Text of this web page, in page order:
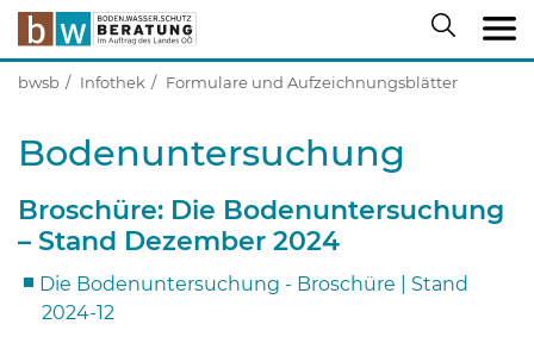
bwsb Infothek Formulare und Aufzeichnungsblätter
Bodenuntersuchung
Broschüre: Die Bodenuntersuchung
– Stand Dezember 2024
Die Bodenuntersuchung - Broschüre | Stand
2024-12